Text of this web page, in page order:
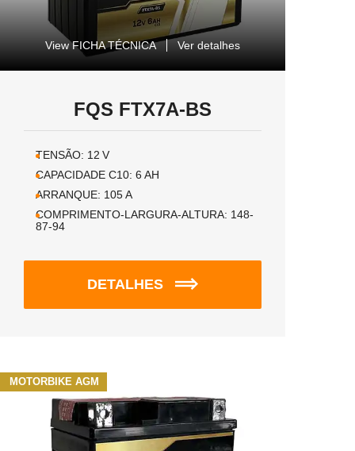
View FICHA TÉCNICA Ver detalhes
FQS FTX7A-BS
TENSÃO: 12 V
CAPACIDADE C10: 6 AH
ARRANQUE: 105A
COMPRIMENTO-LARGURA-ALTURA: 148-
87-94
DETALHES
MOTORBIKE AGM